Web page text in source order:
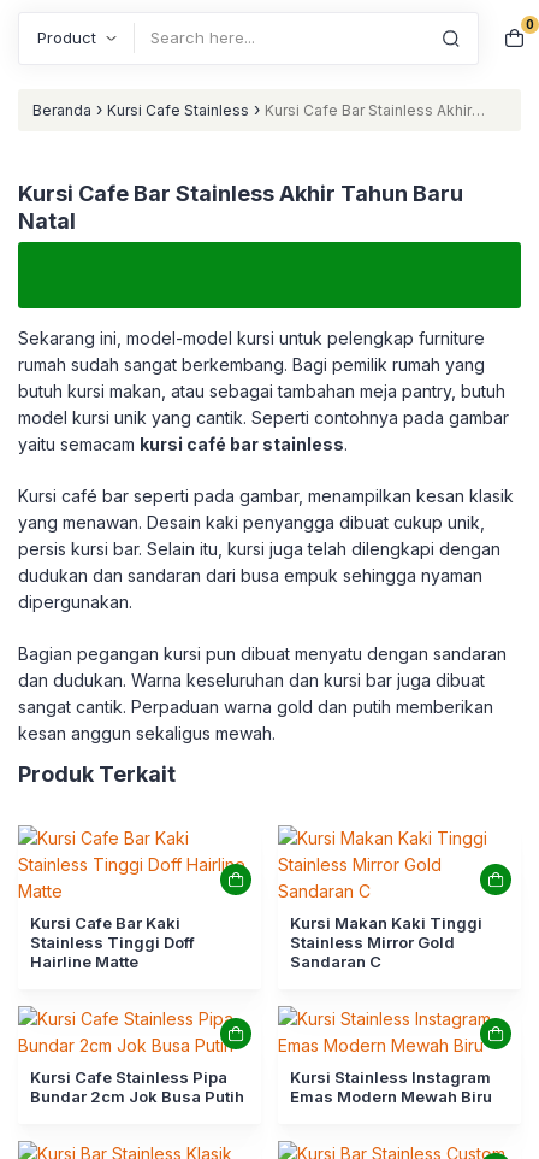
0
Beranda › Kursi Cafe Stainless › Kursi Cafe Bar Stainless Akhir
Kursi Cafe Bar Stainless Akhir Tahun Baru
Natal
Sekarang ini, model-model kursi untuk pelengkap furniture
rumah sudah sangat berkembang. Bagi pemilik rumah yang
butuh kursi makan, atau sebagai tambahan meja pantry, butuh
model kursi unik yang cantik. Seperti contohnya pada gambar
yaitu semacam kursi café bar stainless.
Kursi café bar seperti pada gambar, menampilkan kesan klasik
yang menawan. Desain kaki penyangga dibuat cukup unik,
persis kursi bar. Selain itu, kursi juga telah dilengkapi dengan
dudukan dan sandaran dari busa empuk sehingga nyaman
dipergunakan.
Bagian pegangan kursi pun dibuat menyatu dengan sandaran
dan dudukan. Warna keseluruhan dan kursi bar juga dibuat
sangat cantik. Perpaduan warna gold dan putih memberikan
kesan anggun sekaligus mewah.
Produk Terkait
Kursi Cafe Bar Kaki
Stainless Tinggi Doff
Hairline Matte
Kursi Makan Kaki Tinggi
Stainless Mirror Gold
Sandaran C
Kursi Cafe Stainless Pipa
Bundar 2cm Jok Busa Putih
Kursi Stainless Instagram
Emas Modern Mewah Biru